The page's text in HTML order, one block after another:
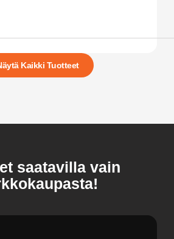
Kaikki Tuotteet
saatavilla vain